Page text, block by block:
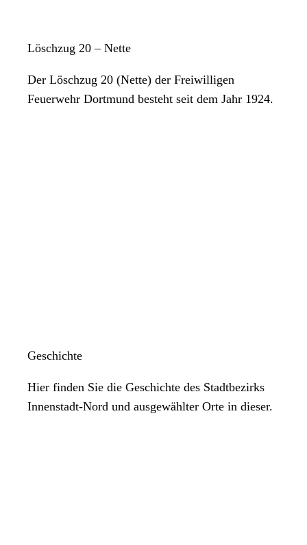
Löschzug 20 – Nette
Der Löschzug 20 (Nette) der Freiwilligen
Feuerwehr Dortmund besteht seit dem Jahr 1924.
Geschichte
Hier finden Sie die Geschichte des Stadtbezirks
Innenstadt-Nord und ausgewählter Orte in dieser.